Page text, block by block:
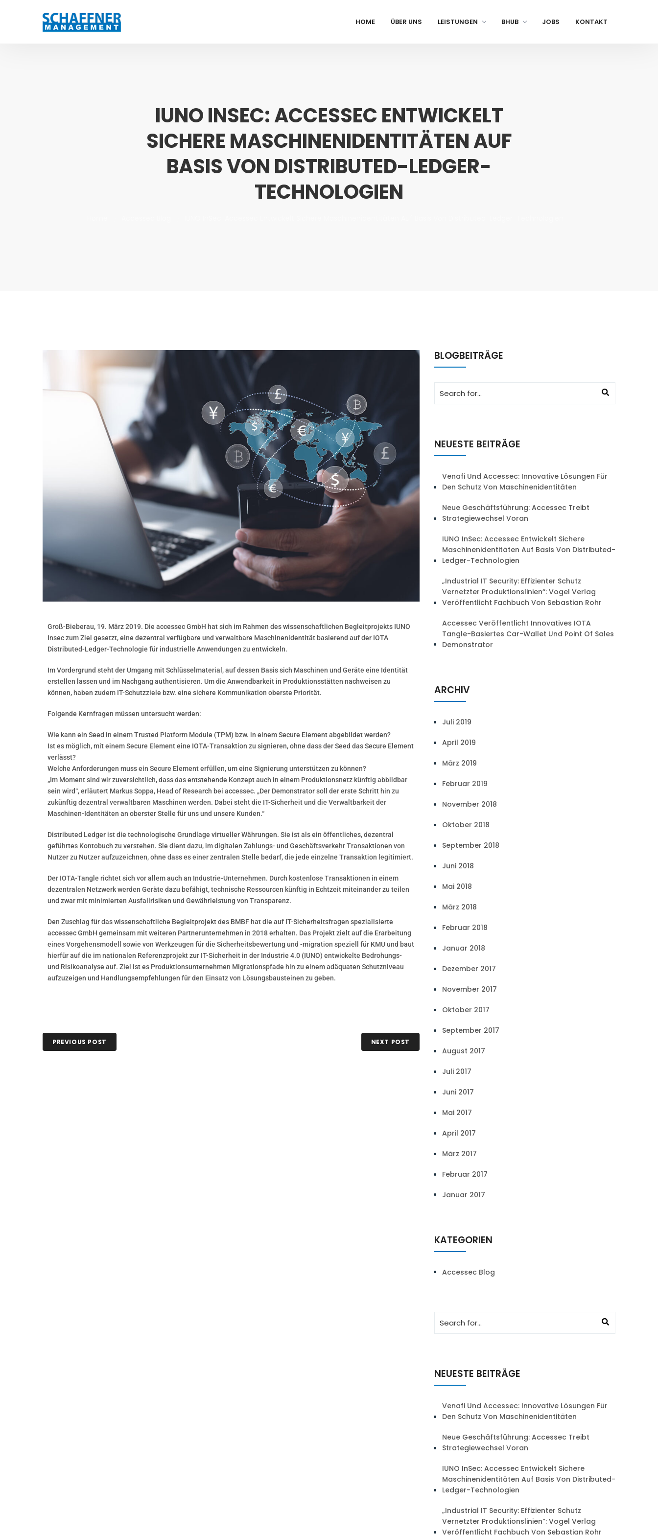
HOME ÜBER UNS LEISTUNGEN BHUB JOBS KONTAKT
IUNO INSEC: ACCESSEC ENTWICKELT
SICHERE MASCHINENIDENTITÄTEN AUF
BASIS VON DISTRIBUTED-LEDGER-
TECHNOLOGIEN
Groß-Bieberau, 19. März 2019. Die accessec GmbH hat sich im Rahmen des wissenschaftlichen Begleitprojekts IUNO
Insec zum Ziel gesetzt, eine dezentral verfügbare und verwaltbare Maschinenidentität basierend auf der IOTA
Distributed-Ledger-Technologie für industrielle Anwendungen zu entwickeln.
Im Vordergrund steht der Umgang mit Schlüsselmaterial, auf dessen Basis sich Maschinen und Geräte eine Identität
erstellen lassen und im Nachgang authentisieren. Um die Anwendbarkeit in Produktionsstätten nachweisen zu
können, haben zudem IT-Schutzziele bzw. eine sichere Kommunikation oberste Priorität.
Folgende Kernfragen müssen untersucht werden:
Wie kann ein Seed in einem Trusted Platform Module (TPM) bzw. in einem Secure Element abgebildet werden?
Ist es möglich, mit einem Secure Element eine IOTA-Transaktion zu signieren, ohne dass der Seed das Secure Element
verlässt?
Welche Anforderungen muss ein Secure Element erfüllen, um eine Signierung unterstützen zu können?
„Im Moment sind wir zuversichtlich, dass das entstehende Konzept auch in einem Produktionsnetz künftig abbildbar
sein wird“, erläutert Markus Soppa, Head of Research bei accessec. „Der Demonstrator soll der erste Schritt hin zu
zukünftig dezentral verwaltbaren Maschinen werden. Dabei steht die IT-Sicherheit und die Verwaltbarkeit der
Maschinen-Identitäten an oberster Stelle für uns und unsere Kunden.“
Distributed Ledger ist die technologische Grundlage virtueller Währungen. Sie ist als ein öffentliches, dezentral
geführtes Kontobuch zu verstehen. Sie dient dazu, im digitalen Zahlungs- und Geschäftsverkehr Transaktionen von
Nutzer zu Nutzer aufzuzeichnen, ohne dass es einer zentralen Stelle bedarf, die jede einzelne Transaktion legitimiert.
Der IOTA-Tangle richtet sich vor allem auch an Industrie-Unternehmen. Durch kostenlose Transaktionen in einem
dezentralen Netzwerk werden Geräte dazu befähigt, technische Ressourcen künftig in Echtzeit miteinander zu teilen
und zwar mit minimierten Ausfallrisiken und Gewährleistung von Transparenz.
Den Zuschlag für das wissenschaftliche Begleitprojekt des BMBF hat die auf IT-Sicherheitsfragen spezialisierte
accessec GmbH gemeinsam mit weiteren Partnerunternehmen in 2018 erhalten. Das Projekt zielt auf die Erarbeitung
eines Vorgehensmodell sowie von Werkzeugen für die Sicherheitsbewertung und -migration speziell für KMU und baut
hierfür auf die im nationalen Referenzprojekt zur IT-Sicherheit in der Industrie 4.0 (IUNO) entwickelte Bedrohungs-
und Risikoanalyse auf. Ziel ist es Produktionsunternehmen Migrationspfade hin zu einem adäquaten Schutzniveau
aufzuzeigen und Handlungsempfehlungen für den Einsatz von Lösungsbausteinen zu geben.
PREVIOUS POST NEXT POST
BLOGBEITRÄGE
NEUESTE BEITRÄGE
Venafi Und Accessec: Innovative Lösungen Für
Den Schutz Von Maschinenidentitäten
Neue Geschäftsführung: Accessec Treibt
Strategiewechsel Voran
IUNO InSec: Accessec Entwickelt Sichere
Maschinenidentitäten Auf Basis Von Distributed-
Ledger-Technologien
„Industrial IT Security: Effizienter Schutz
Vernetzter Produktionslinien“: Vogel Verlag
Veröffentlicht Fachbuch Von Sebastian Rohr
Accessec Veröffentlicht Innovatives IOTA
Tangle-Basiertes Car-Wallet Und Point Of Sales
Demonstrator
ARCHIV
Juli 2019
April 2019
März 2019
Februar 2019
November 2018
Oktober 2018
September 2018
Juni 2018
Mai 2018
März 2018
Februar 2018
Januar 2018
Dezember 2017
November 2017
Oktober 2017
September 2017
August 2017
Juli 2017
Juni 2017
Mai 2017
April 2017
März 2017
Februar 2017
Januar 2017
KATEGORIEN
Accessec Blog
NEUESTE BEITRÄGE
Venafi Und Accessec: Innovative Lösungen Für
Den Schutz Von Maschinenidentitäten
Neue Geschäftsführung: Accessec Treibt
Strategiewechsel Voran
IUNO InSec: Accessec Entwickelt Sichere
Maschinenidentitäten Auf Basis Von Distributed-
Ledger-Technologien
„Industrial IT Security: Effizienter Schutz
Vernetzter Produktionslinien“: Vogel Verlag
Veröffentlicht Fachbuch Von Sebastian Rohr